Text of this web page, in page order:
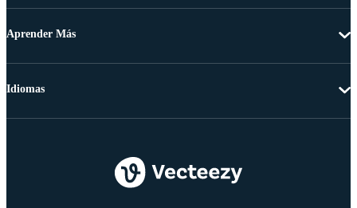
Aprender Más
Idiomas